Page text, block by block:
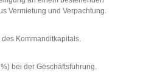
Vermietung und Verpachtung.
Kommanditkapitals.
bei der Geschäftsführung.